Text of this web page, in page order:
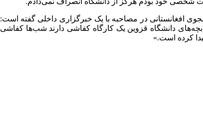
افغانستانی در مصاحبه با یک خبرگزاری داخلی گفته است:
مجبور شده‌اند تحصیل را رها کنند. بچه‌های دانشگاه قزوین یک کارگاه کفاشی دارند شب‌ها کفاشی
کرده است.»